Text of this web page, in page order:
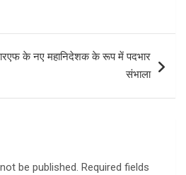
के नए महानिदेशक के रूप में पदभार
संभाला
be published. Required fields